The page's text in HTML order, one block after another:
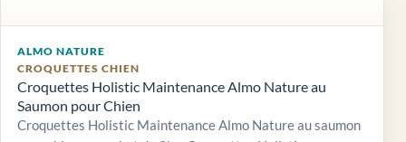
ALMO NATURE
CROQUETTES CHIEN
Croquettes Holistic Maintenance Almo Nature au
Saumon pour Chien
Croquettes Holistic Maintenance Almo Nature au saumon